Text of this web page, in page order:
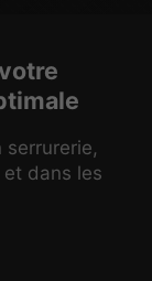
serrurerie,
dans les